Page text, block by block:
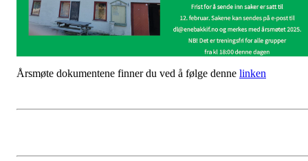
Årsmøte dokumentene finner du ved å følge denne linken